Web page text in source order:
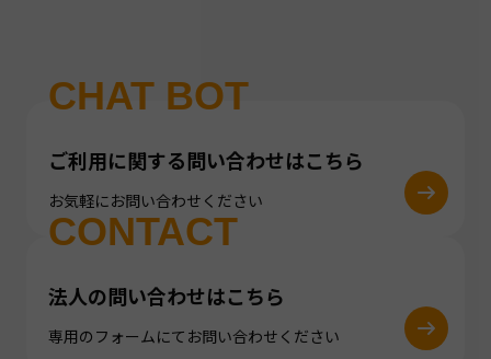
CHAT BOT
ご利用に関する問い合わせはこちら
お気軽にお問い合わせください
CONTACT
法人の問い合わせはこちら
専用のフォームにてお問い合わせください